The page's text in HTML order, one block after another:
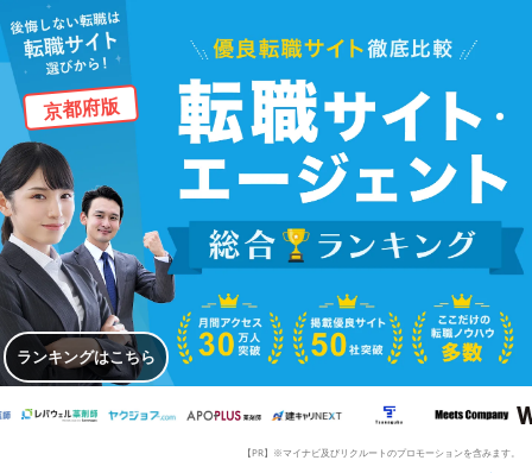
ランキングはこちら
京都府版
【PR】※マイナビ及びリクルートのプロモーションを含みます。